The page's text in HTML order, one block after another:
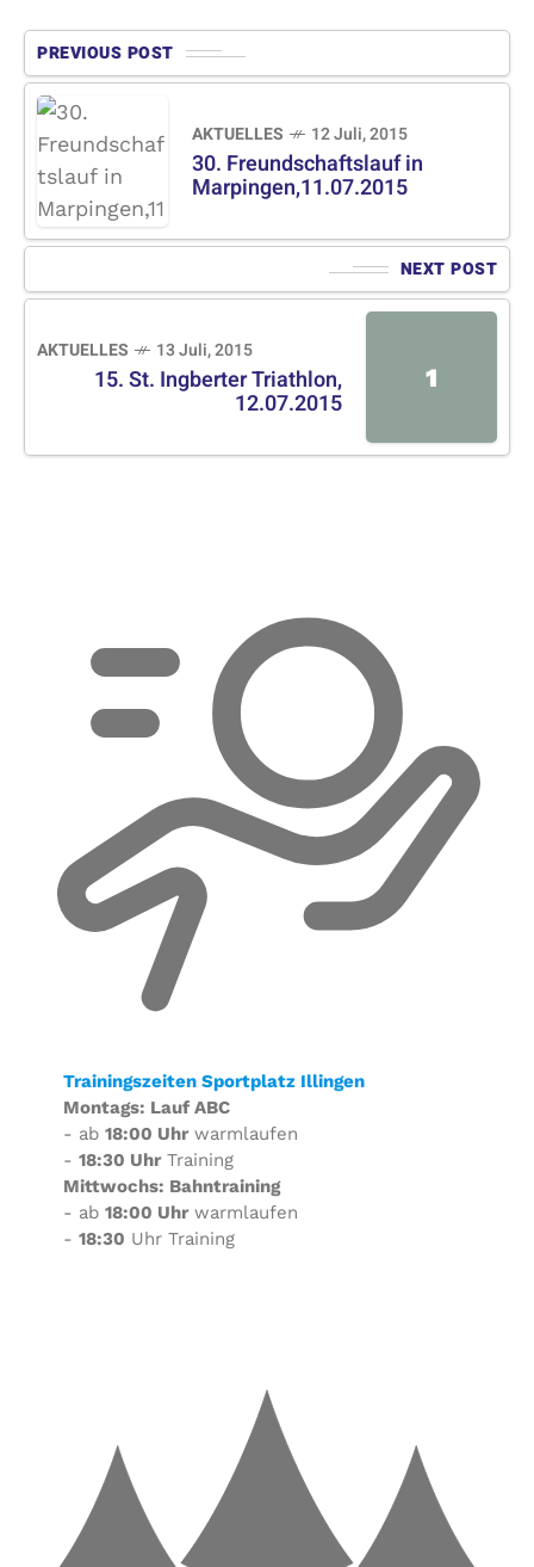
PREVIOUS POST
AKTUELLES 12 Juli, 2015
30. Freundschaftslauf in
Marpingen,11.07.2015
NEXT POST
1
AKTUELLES 13 Juli, 2015
15. St. Ingberter Triathlon,
12.07.2015
Trainingszeiten Sportplatz Illingen
Montags: Lauf ABC
- ab 18:00 Uhrwarmlaufen
- 18:30 UhrTraining
Mittwochs: Bahntraining
- ab 18:00 Uhrwarmlaufen
- 18:30 Uhr Training